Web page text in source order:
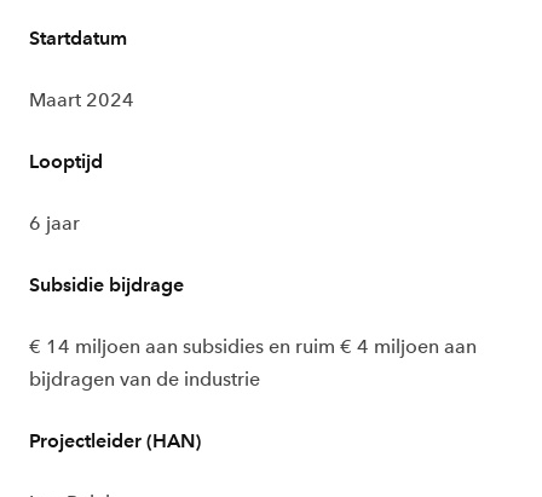
Startdatum
Maart 2024
Looptijd
6 jaar
Subsidie bijdrage
€ 14 miljoen aan subsidies en ruim € 4 miljoen aan
bijdragen van de industrie
Projectleider (HAN)